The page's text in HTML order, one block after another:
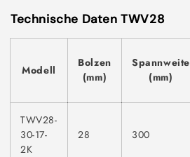
Technische Daten TWV28
Modell
Bolzen
(mm)
Spannweite
(mm)
TWV28-
30-17-
2K
28 300